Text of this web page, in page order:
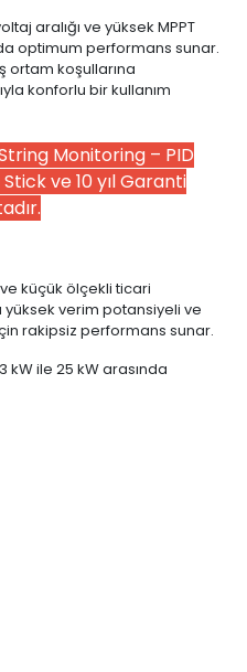
aralığı ve yüksek MPPT
optimum performans sunar.
ortam koşullarına
konforlu bir kullanım
Monitoring – PID
ve 10 yıl Garanti
küçük ölçekli ticari
verim potansiyeli ve
rakipsiz performans sunar.
kW ile 25 kW arasında